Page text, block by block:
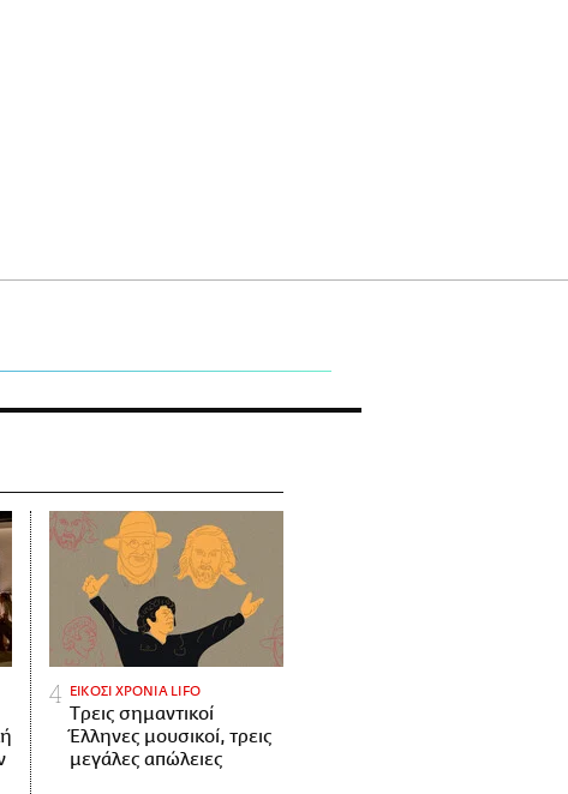
ΕΙΚΟΣΙ ΧΡΟΝΙΑ LIFO
Tρεις σημαντικοί
Έλληνες μουσικοί, τρεις
μεγάλες απώλειες